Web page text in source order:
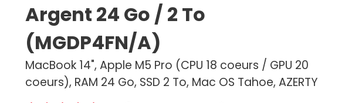
Argent 24 Go / 2 To
(MGDP4FN/A)
MacBook 14", Apple M5 Pro (CPU 18 coeurs / GPU 20
coeurs), RAM 24 Go, SSD 2 To, Mac OS Tahoe, AZERTY